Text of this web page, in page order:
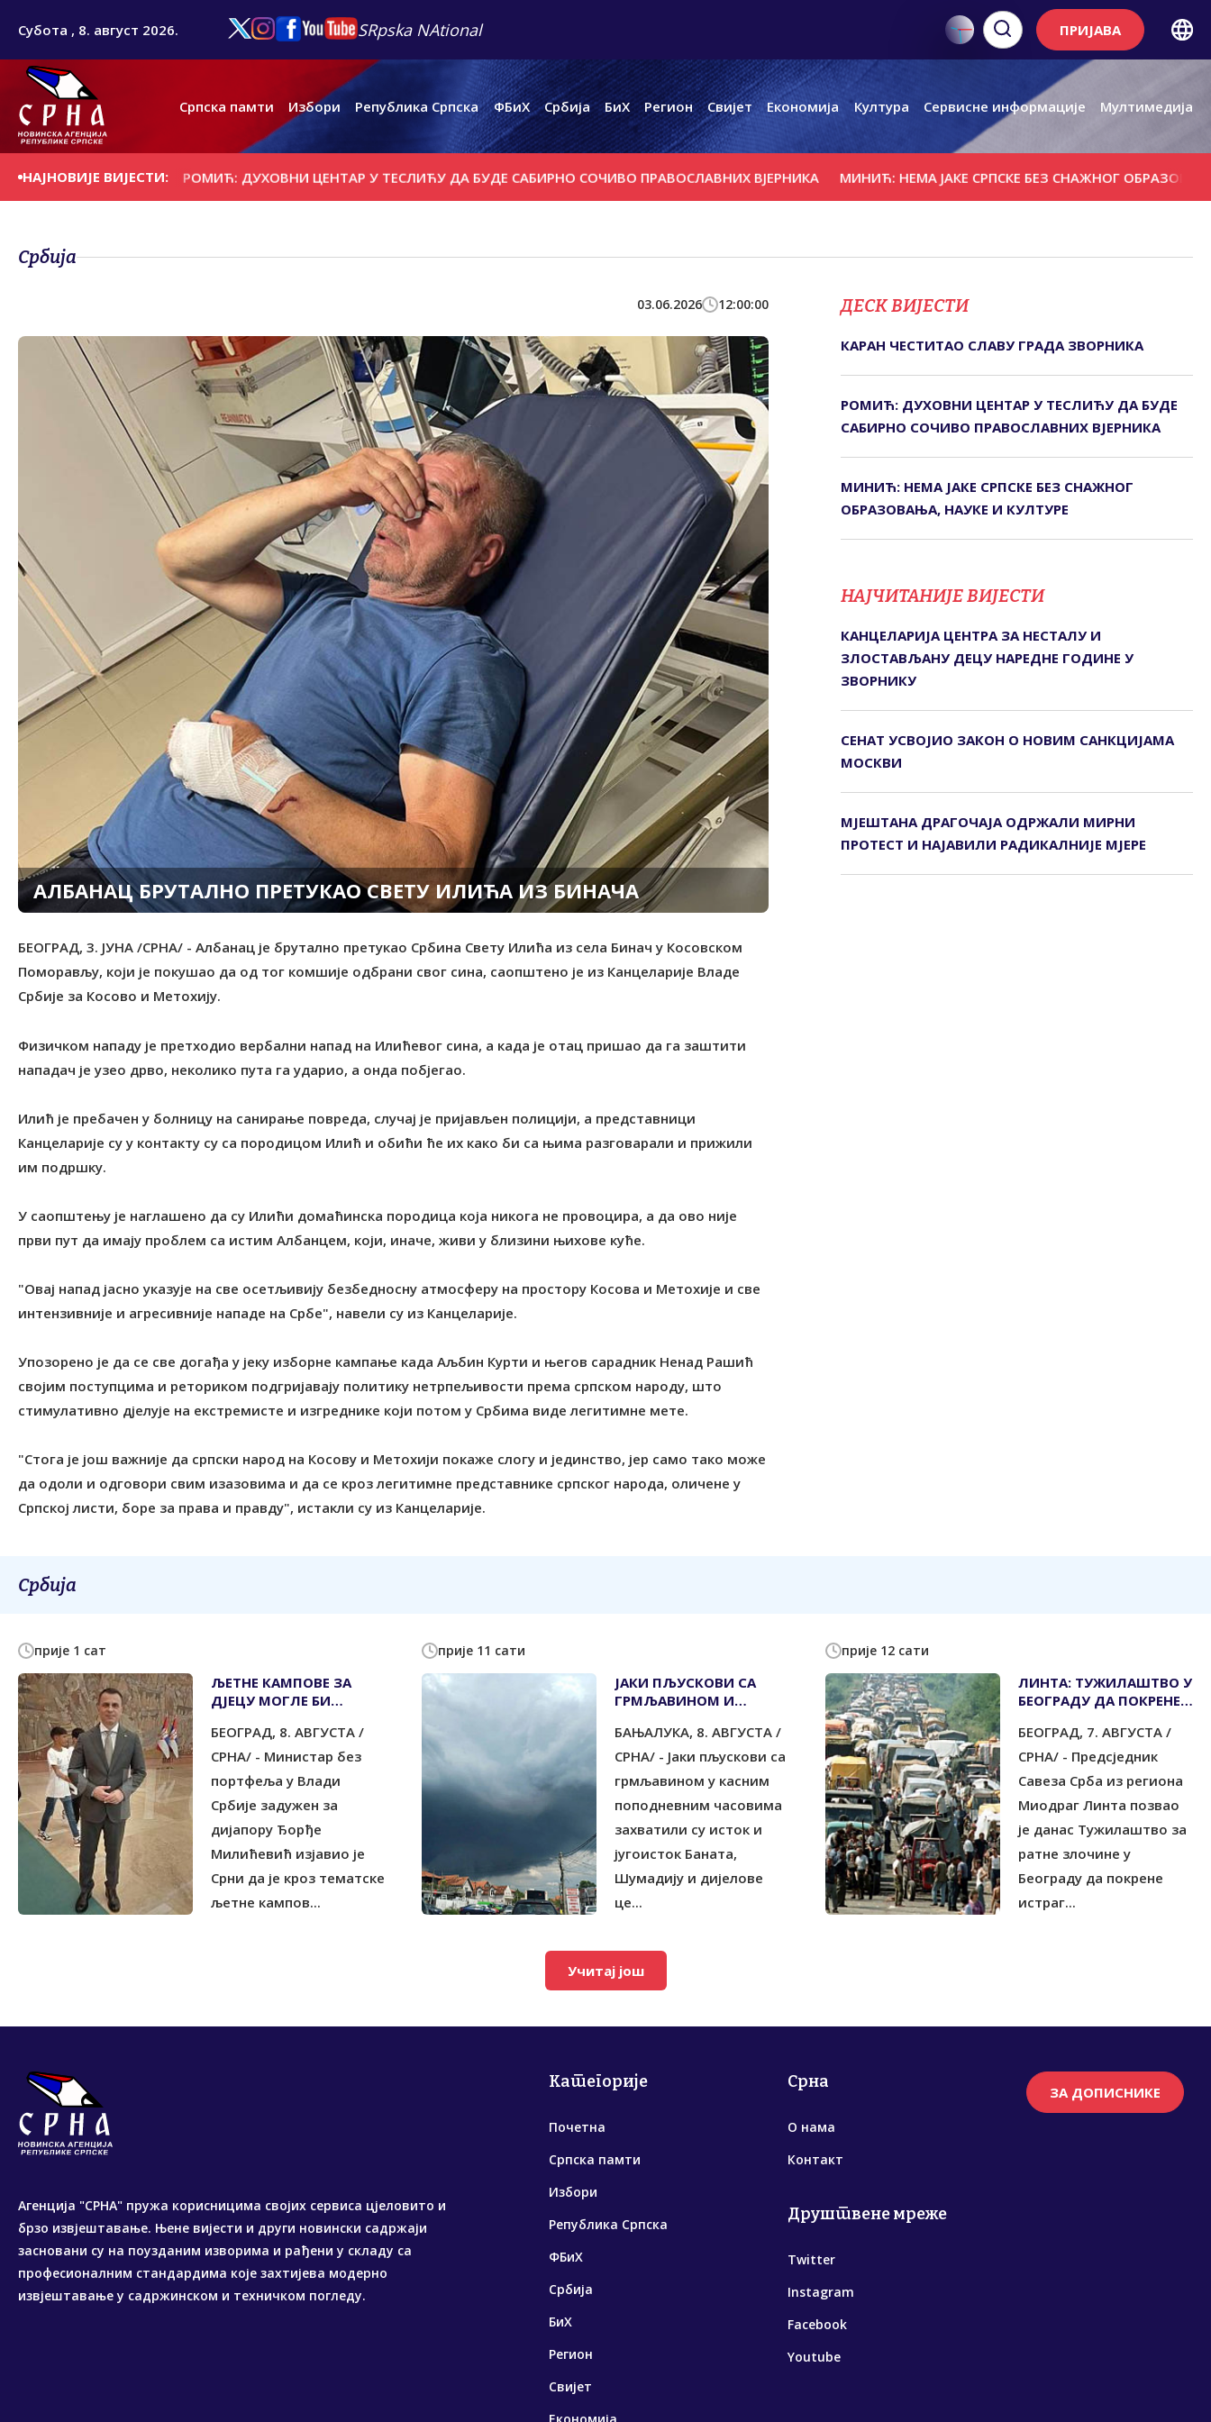
Субота , 8. август 2026. SRpska NAtional ПРИЈАВА
Српска памти Избори Република Српска ФБиХ Србија БиХ Регион Свијет Економија Култура Сервисне информације Мултимедија
НАЈНОВИЈЕ ВИЈЕСТИ:
ЗВОРНИКА РОМИЋ: ДУХОВНИ ЦЕНТАР У ТЕСЛИЋУ ДА БУДЕ САБИРНО СОЧИВО ПРАВОСЛАВНИХ ВЈЕРНИКА МИНИЋ: НЕМА ЈАКЕ СРПСКЕ БЕЗ СНАЖНОГ ОБРАЗОВАЊА, НАУКЕ
Србија
03.06.2026 12:00:00
АЛБАНАЦ БРУТАЛНО ПРЕТУКАО СВЕТУ ИЛИЋА ИЗ БИНАЧА
БЕОГРАД, 3. ЈУНА /СРНА/ - Албанац је брутално претукао Србина Свету Илића из села Бинач у Косовском
Поморављу, који је покушао да од тог комшије одбрани свог сина, саопштено је из Канцеларије Владе
Србије за Косово и Метохију.
Физичком нападу је претходио вербални напад на Илићевог сина, а када је отац пришао да га заштити
нападач је узео дрво, неколико пута га ударио, а онда побјегао.
Илић је пребачен у болницу на санирање повреда, случај је пријављен полицији, а представници
Канцеларије су у контакту су са породицом Илић и обићи ће их како би са њима разговарали и прижили
им подршку.
У саопштењу је наглашено да су Илићи домаћинска породица која никога не провоцира, а да ово није
први пут да имају проблем са истим Албанцем, који, иначе, живи у близини њихове куће.
"Овај напад јасно указује на све осетљивију безбедносну атмосферу на простору Косова и Метохије и све
интензивније и агресивније нападе на Србе", навели су из Канцеларије.
Упозорено је да се све догађа у јеку изборне кампање када Аљбин Курти и његов сарадник Ненад Рашић
својим поступцима и реториком подгријавају политику нетрпељивости према српском народу, што
стимулативно дјелује на екстремисте и изгреднике који потом у Србима виде легитимне мете.
"Стога је још важније да српски народ на Косову и Метохији покаже слогу и јединство, јер само тако може
да одоли и одговори свим изазовима и да се кроз легитимне представнике српског народа, оличене у
Српској листи, боре за права и правду", истакли су из Канцеларије.
ДЕСК ВИЈЕСТИ
КАРАН ЧЕСТИТАО СЛАВУ ГРАДА ЗВОРНИКА
РОМИЋ: ДУХОВНИ ЦЕНТАР У ТЕСЛИЋУ ДА БУДЕ
САБИРНО СОЧИВО ПРАВОСЛАВНИХ ВЈЕРНИКА
МИНИЋ: НЕМА ЈАКЕ СРПСКЕ БЕЗ СНАЖНОГ
ОБРАЗОВАЊА, НАУКЕ И КУЛТУРЕ
НАЈЧИТАНИЈЕ ВИЈЕСТИ
КАНЦЕЛАРИЈА ЦЕНТРА ЗА НЕСТАЛУ И
ЗЛОСТАВЉАНУ ДЕЦУ НАРЕДНЕ ГОДИНЕ У
ЗВОРНИКУ
СЕНАТ УСВОЈИО ЗАКОН О НОВИМ САНКЦИЈАМА
МОСКВИ
МЈЕШТАНА ДРАГОЧАЈА ОДРЖАЛИ МИРНИ
ПРОТЕСТ И НАЈАВИЛИ РАДИКАЛНИЈЕ МЈЕРЕ
Србија
прије 1 сат
ЉЕТНЕ КАМПОВЕ ЗА
ДЈЕЦУ МОГЛЕ БИ
ОРГАНИЗОВАТИ СРБИЈА
И СРПСКА
БЕОГРАД, 8. АВГУСТА /
СРНА/ - Министар без
портфеља у Влади
Србије задужен за
дијапору Ђорђе
Милићевић изјавио је
Срни да је кроз тематске
љетне кампов...
прије 11 сати
ЈАКИ ПЉУСКОВИ СА
ГРМЉАВИНОМ И
ДИЈЕЛОВИМА СРБИЈЕ
БАЊАЛУКА, 8. АВГУСТА /
СРНА/ - Јаки пљускови са
грмљавином у касним
поподневним часовима
захватили су исток и
југоисток Баната,
Шумадију и дијелове
це...
прије 12 сати
ЛИНТА: ТУЖИЛАШТВО У
БЕОГРАДУ ДА ПОКРЕНЕ
СРПСКИХ ЦИВИЛА НА
БАНИЈИ
БЕОГРАД, 7. АВГУСТА /
СРНА/ - Предсједник
Савеза Срба из региона
Миодраг Линта позвао
је данас Тужилаштво за
ратне злочине у
Београду да покрене
истраг...
Учитај још
Агенција "СРНА" пружа корисницима својих сервиса цјеловито и
брзо извјештавање. Њене вијести и други новински садржаји
засновани су на поузданим изворима и рађени у складу са
професионалним стандардима које захтијева модерно
извјештавање у садржинском и техничком погледу.
Категорије
Почетна
Српска памти
Избори
Република Српска
ФБиХ
Србија
БиХ
Регион
Свијет
Срна
О нама
Контакт
Друштвене мреже
Twitter
Instagram
Facebook
Youtube
ЗА ДОПИСНИКЕ